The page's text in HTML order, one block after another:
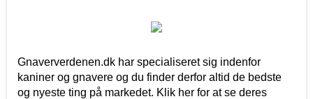
Gnaververdenen.dk har specialiseret sig indenfor
kaniner og gnavere og du finder derfor altid de bedste
og nyeste ting på markedet. Klik her for at se deres